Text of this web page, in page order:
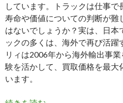
ポ
イ
ン
ト
しています。トラックは仕事で
寿命や価値についての判断が難
はないでしょうか？実は、日本
ックの多くは、海外で再び活
リィは2006年から海外輸出事
験を活かして、買取価格を最大
います。